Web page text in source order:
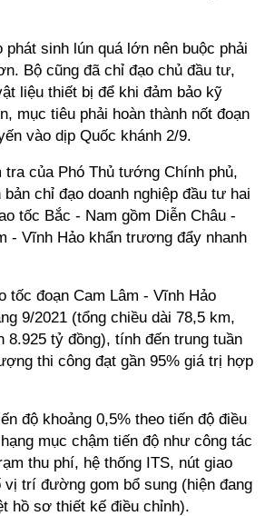
phát sinh lún quá lớn nên buộc phải
Bộ cũng đã chỉ đạo chủ đầu tư,
liệu thiết bị để khi đảm bảo kỹ
mục tiêu phải hoàn thành nốt đoạn
vào dịp Quốc khánh 2/9.
tra của Phó Thủ tướng Chính phủ,
chỉ đạo doanh nghiệp đầu tư hai
tốc Bắc - Nam gồm Diễn Châu -
- Vĩnh Hảo khẩn trương đẩy nhanh
tốc đoạn Cam Lâm - Vĩnh Hảo
9/2021 (tổng chiều dài 78,5 km,
8.925 tỷ đồng), tính đến trung tuần
thi công đạt gần 95% giá trị hợp
độ khoảng 0,5% theo tiến độ điều
mục chậm tiến độ như công tác
thu phí, hệ thống ITS, nút giao
vị trí đường gom bổ sung (hiện đang
hồ sơ thiết kế điều chỉnh).